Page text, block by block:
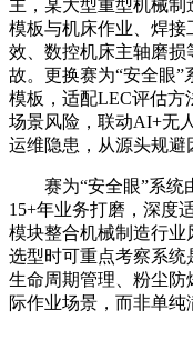
主，某大型重型机械
模板与机床作业、焊
效、数控机床主轴磨
故。更换赛为“安全眼
模板，适配LEC评估方
场景风险，联动AI+无
运维隐患，从源头规避
赛为“安全眼”系
15+年业务打磨，深度
模块整合机械制造行业
选型时可重点考察系
生命周期管理、粉尘
际作业场景，而非单纯